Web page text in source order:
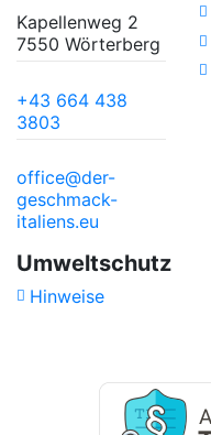
Kapellenweg 2
7550 Wörterberg
+43 664 438
3803
office@der-
geschmack-
italiens.eu
Umweltschutz
Hinweise